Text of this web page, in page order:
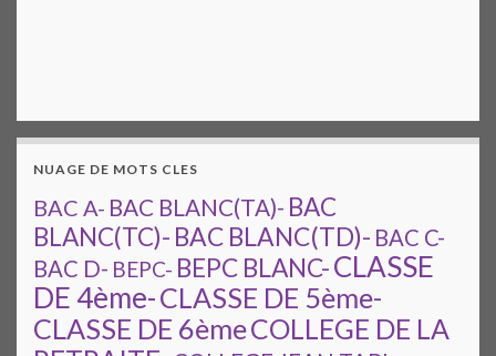
NUAGE DE MOTS CLES
BAC A- BAC BLANC(TA)- BAC
BLANC(TC)- BAC BLANC(TD)- BAC C-
BAC D- BEPC- BEPC BLANC-CLASSE
DE 4ème-CLASSE DE 5ème-
CLASSE DE 6èmeCOLLEGE DE LA